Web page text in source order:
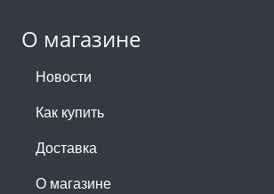
О магазине
Новости
Как купить
Доставка
О магазине